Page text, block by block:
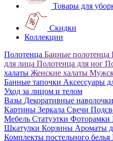
Товары для
Скидки
Коллекции
Полотенца Банные полотенца
для лица Полотенца для ног
халаты Женские халаты
Банные тапочки Аксессуары
Уход за лицом и телом
Вазы Декоративные наволочки
Картины Зеркала Свечи
Мебель Статуэтки Фоторамки
Шкатулки Корзины Ароматы
Комплекты постельного белья